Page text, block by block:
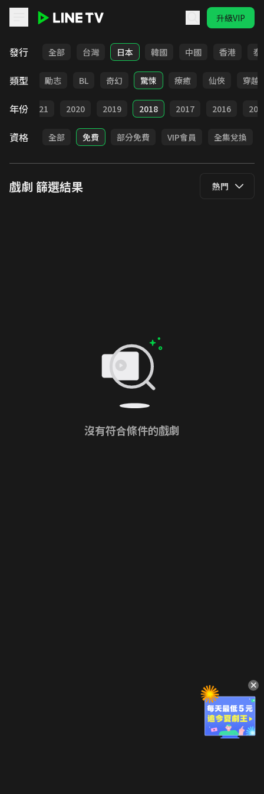
升級VIP
發行 全部 台灣 日本 韓國 中國 香港 泰
類型
喜劇 勵志 BL 奇幻 驚悚 療癒 仙俠 穿越
年份 2021 2020 2019 2018 2017 2016
資格 全部 免費 部分免費 VIP會員 全集兌換
戲劇 篩選結果 熱門
沒有符合條件的戲劇